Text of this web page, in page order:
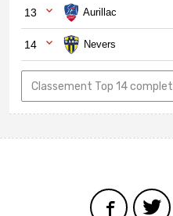
13 Aurillac
14 Nevers
Classement Top 14 complet